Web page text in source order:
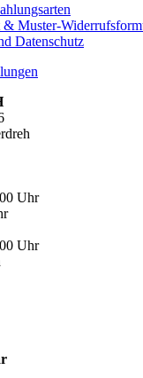
& Muster-
Datenschutz
Uhr
Uhr